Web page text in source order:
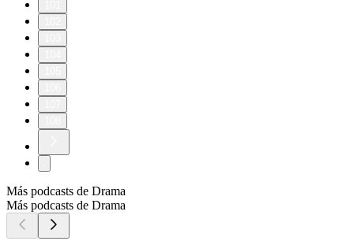
Más podcasts de Drama
Más podcasts de Drama